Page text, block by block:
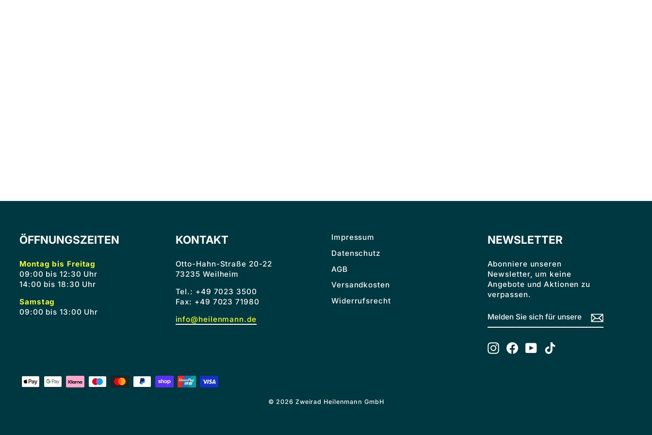
ÖFFNUNGSZEITEN
Montag bis Freitag
09:00 bis 12:30 Uhr
14:00 bis 18:30 Uhr
Samstag
09:00 bis 13:00 Uhr
KONTAKT
Otto-Hahn-Straße 20-22
73235 Weilheim
Tel.: +49 7023 3500
Fax: +49 7023 71980
info@heilenmann.de
Impressum
Datenschutz
AGB
Versandkosten
Widerrufsrecht
NEWSLETTER
Abonniere unseren
Newsletter, um keine
Angebote und Aktionen zu
verpassen.
SIE
SICH
UNSERE
MAILINGLISTE
InstagramFacebook
YouTubeTikTok
© 2026 Zweirad Heilenmann GmbH